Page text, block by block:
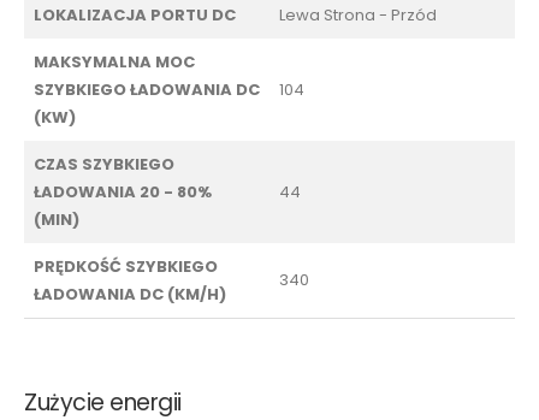
LOKALIZACJA PORTU DC Lewa Strona - Przód
MAKSYMALNA MOC
SZYBKIEGO ŁADOWANIA DC
(KW)
104
CZAS SZYBKIEGO
ŁADOWANIA 20 - 80%
(MIN)
44
PRĘDKOŚĆ SZYBKIEGO
ŁADOWANIA DC (KM/H)
340
Zużycie energii